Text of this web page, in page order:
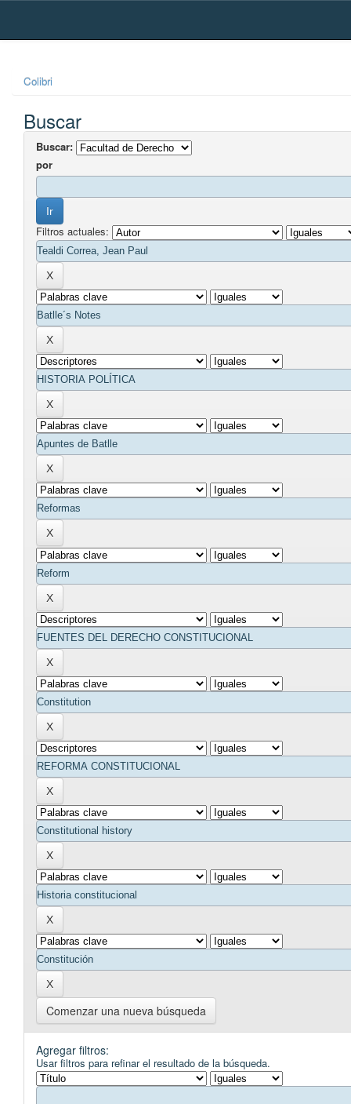
Skip
Colibri
Buscar
Buscar:
por
Filtros actuales:
Comenzar una nueva búsqueda
Agregar filtros:
Usar filtros para refinar el resultado de la búsqueda.